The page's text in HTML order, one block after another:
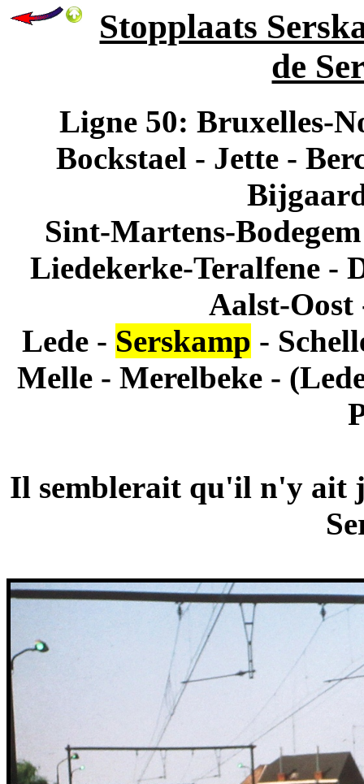
Stopplaats
de
Ligne 50: Bruxelles-
Bockstael - Jette -
Sint-Martens-
Liedekerke-Teralfene -
Aalst-
Lede - Serskamp -
Melle - Merelbeke -
Il semblerait qu'il n'y ait